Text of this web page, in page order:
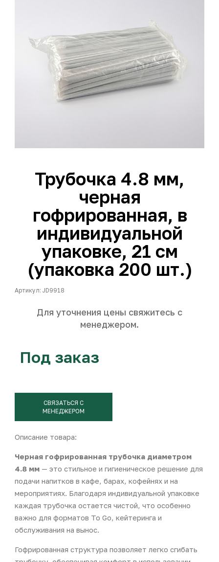
Трубочка 4.8 мм,
черная
гофрированная, в
индивидуальной
упаковке, 21 см
(упаковка 200 шт.)
Артикул: JD9918
Для уточнения цены свяжитесь с
менеджером.
Под заказ
СВЯЗАТЬСЯ С
МЕНЕДЖЕРОМ
Описание товара:
Черная гофрированная трубочка диаметром
4.8 мм — это стильное и гигиеническое решение для
подачи напитков в кафе, барах, кофейнях и на
мероприятиях. Благодаря индивидуальной упаковке
каждая трубочка остается чистой, что особенно
важно для форматов To Go, кейтеринга и
обслуживания на вынос.
Гофрированная структура позволяет легко сгибать